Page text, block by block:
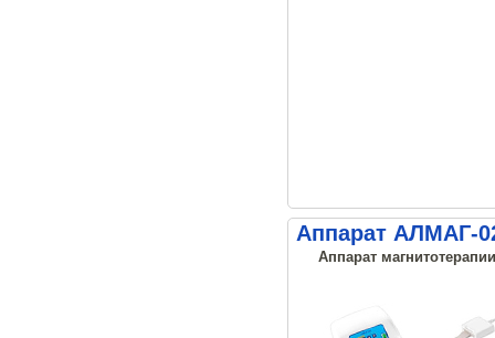
Аппарат АЛМАГ-
Аппарат